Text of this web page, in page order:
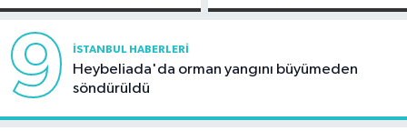
görüntülendi
9 İSTANBUL HABERLERI
Heybeliada'da orman yangını büyümeden
söndürüldü